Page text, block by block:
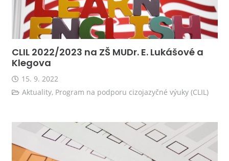
CLIL 2022/2023 na ZŠ MUDr. E. Lukášové a
Klegova
15. 9. 2022
Aktuality, Program na podporu cizojazyčné výuky (CLIL)